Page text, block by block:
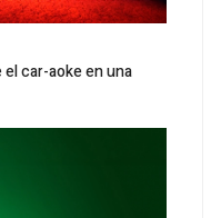
car-aoke en una